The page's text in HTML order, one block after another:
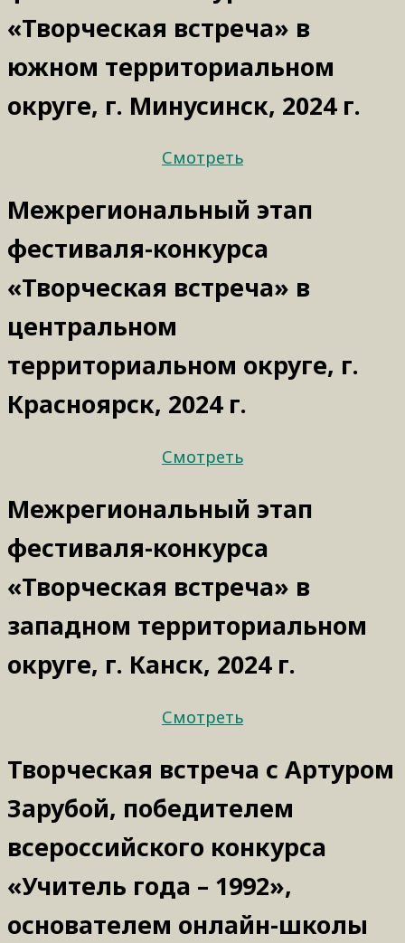
«Творческая встреча» в
южном территориальном
округе, г. Минусинск, 2024 г.
Смотреть
Межрегиональный этап
фестиваля-конкурса
«Творческая встреча» в
центральном
территориальном округе, г.
Красноярск, 2024 г.
Смотреть
Межрегиональный этап
фестиваля-конкурса
«Творческая встреча» в
западном территориальном
округе, г. Канск, 2024 г.
Смотреть
Творческая встреча с Артуром
Зарубой, победителем
всероссийского конкурса
«Учитель года – 1992»,
основателем онлайн-школы